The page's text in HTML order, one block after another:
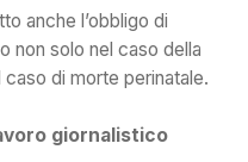
anche l’obbligo di
non solo nel caso della
di morte perinatale.
giornalistico